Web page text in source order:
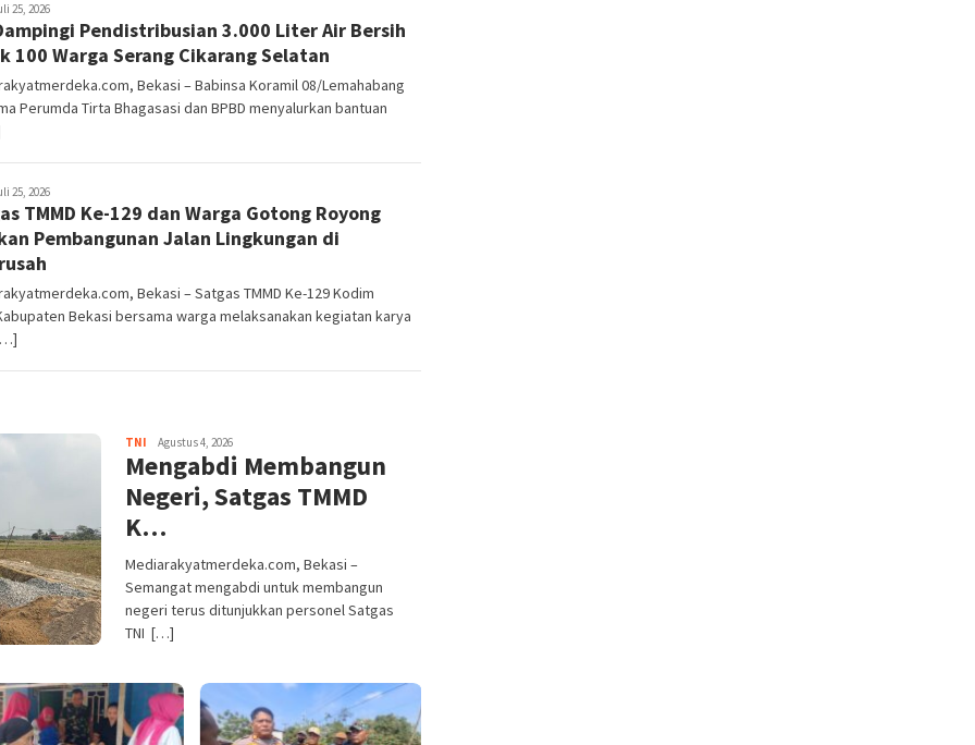
25, 2026
Pendistribusian 3.000 Liter Air Bersih
100 Warga Serang Cikarang Selatan
Bekasi – Babinsa Koramil 08/Lemahabang
Perumda Tirta Bhagasasi dan BPBD menyalurkan bantuan
25, 2026
TMMD Ke-129 dan Warga Gotong Royong
Pembangunan Jalan Lingkungan di
Bekasi – Satgas TMMD Ke-129 Kodim
Bekasi bersama warga melaksanakan kegiatan karya
TNI Agustus 4, 2026
Mengabdi Membangun
Negeri, Satgas TMMD
K…
Mediarakyatmerdeka.com, Bekasi –
Semangat mengabdi untuk membangun
negeri terus ditunjukkan personel Satgas
TNI […]